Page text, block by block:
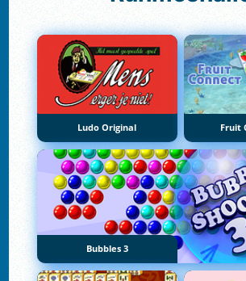
Ludo Original Fruit
Bubbles 3